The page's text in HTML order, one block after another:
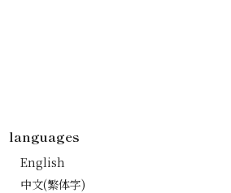
languages
English
中文(繁体字)